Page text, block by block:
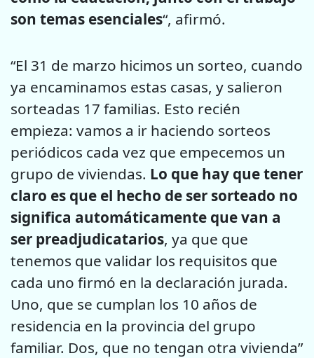
son temas esenciales“, afirmó.
“El 31 de marzo hicimos un sorteo, cuando
ya encaminamos estas casas, y salieron
sorteadas 17 familias. Esto recién
empieza: vamos a ir haciendo sorteos
periódicos cada vez que empecemos un
grupo de viviendas. Lo que hay que tener
claro es que el hecho de ser sorteado no
significa automáticamente que van a
ser preadjudicatarios, ya que que
tenemos que validar los requisitos que
cada uno firmó en la declaración jurada.
Uno, que se cumplan los 10 años de
residencia en la provincia del grupo
familiar. Dos, que no tengan otra vivienda”